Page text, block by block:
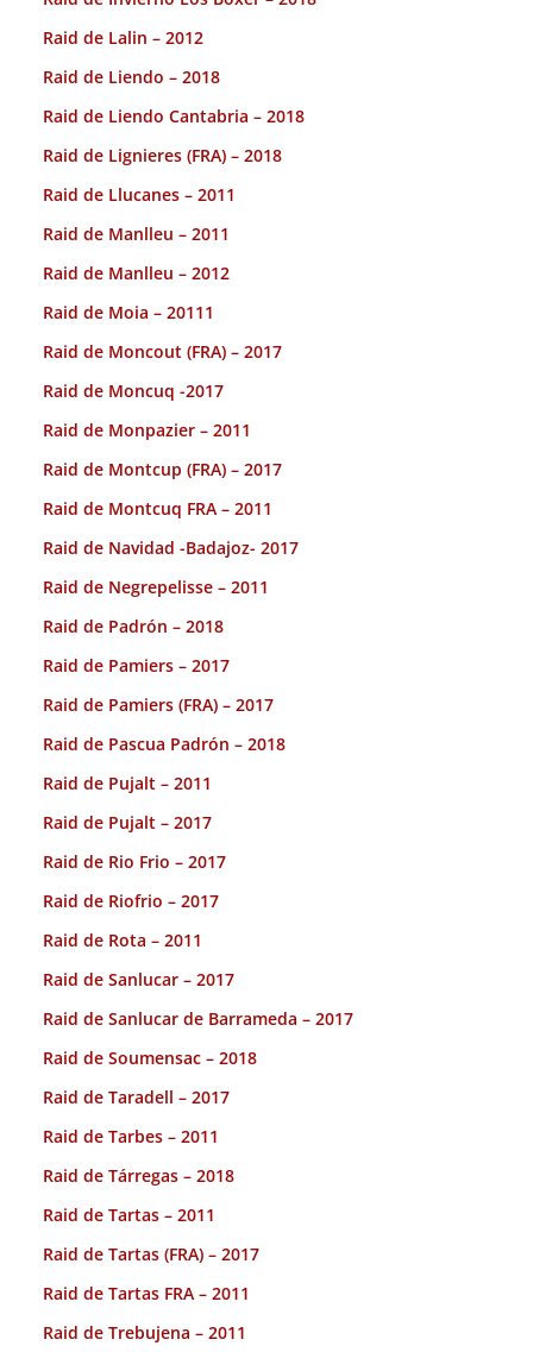
Raid de Lalin – 2012
Raid de Liendo – 2018
Raid de Liendo Cantabria – 2018
Raid de Lignieres (FRA) – 2018
Raid de Llucanes – 2011
Raid de Manlleu – 2011
Raid de Manlleu – 2012
Raid de Moia – 20111
Raid de Moncout (FRA) – 2017
Raid de Moncuq -2017
Raid de Monpazier – 2011
Raid de Montcup (FRA) – 2017
Raid de Montcuq FRA – 2011
Raid de Navidad -Badajoz- 2017
Raid de Negrepelisse – 2011
Raid de Padrón – 2018
Raid de Pamiers – 2017
Raid de Pamiers (FRA) – 2017
Raid de Pascua Padrón – 2018
Raid de Pujalt – 2011
Raid de Pujalt – 2017
Raid de Rio Frio – 2017
Raid de Riofrio – 2017
Raid de Rota – 2011
Raid de Sanlucar – 2017
Raid de Sanlucar de Barrameda – 2017
Raid de Soumensac – 2018
Raid de Taradell – 2017
Raid de Tarbes – 2011
Raid de Tárregas – 2018
Raid de Tartas – 2011
Raid de Tartas (FRA) – 2017
Raid de Tartas FRA – 2011
Raid de Trebujena – 2011